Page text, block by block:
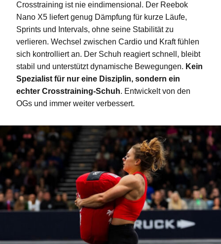
Crosstraining ist nie eindimensional. Der Reebok
Nano X5 liefert genug Dämpfung für kurze Läufe,
Sprints und Intervals, ohne seine Stabilität zu
verlieren. Wechsel zwischen Cardio und Kraft fühlen
sich kontrolliert an. Der Schuh reagiert schnell, bleibt
stabil und unterstützt dynamische Bewegungen. Kein
Spezialist für nur eine Disziplin, sondern ein
echter Crosstraining-Schuh. Entwickelt von den
OGs und immer weiter verbessert.